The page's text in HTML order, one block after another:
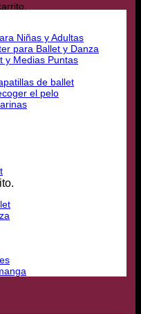
Niñas y Adultas
para Ballet y Danza
y Medias Puntas
de ballet
el pelo